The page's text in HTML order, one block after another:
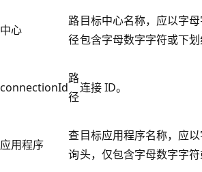
中心
路
径
目标中心名称，应以字
包含字母数字字符或下划
connectionId
路
径
连接 ID。
应用程序
查
询
目标应用程序名称，应
头，仅包含字母数字字符